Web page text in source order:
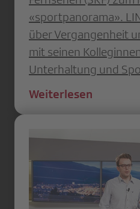
«sportpanorama».
über Vergangenheit
mit seinen
Unterhaltung und
Weiterlesen